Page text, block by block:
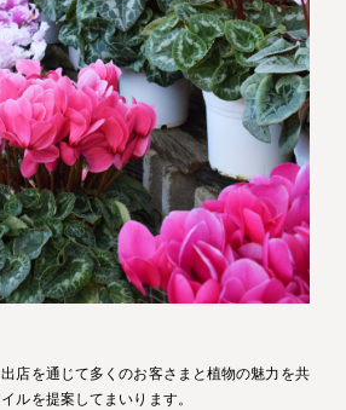
店を通じて多くのお客さまと植物の魅力を共
ルを提案してまいります。